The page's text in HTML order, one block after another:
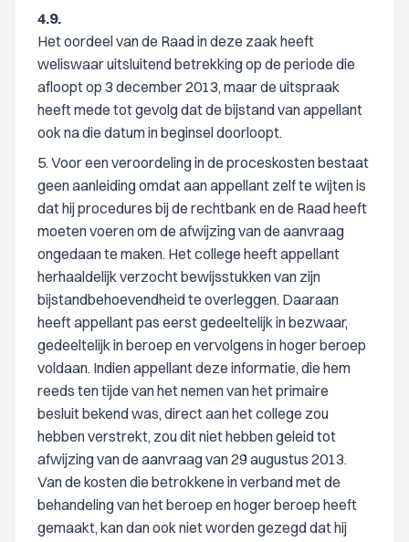
4.9.
Het oordeel van de Raad in deze zaak heeft
weliswaar uitsluitend betrekking op de periode die
afloopt op 3 december 2013, maar de uitspraak
heeft mede tot gevolg dat de bijstand van appellant
ook na die datum in beginsel doorloopt.
5. Voor een veroordeling in de proceskosten bestaat
geen aanleiding omdat aan appellant zelf te wijten is
dat hij procedures bij de rechtbank en de Raad heeft
moeten voeren om de afwijzing van de aanvraag
ongedaan te maken. Het college heeft appellant
herhaaldelijk verzocht bewijsstukken van zijn
bijstandbehoevendheid te overleggen. Daaraan
heeft appellant pas eerst gedeeltelijk in bezwaar,
gedeeltelijk in beroep en vervolgens in hoger beroep
voldaan. Indien appellant deze informatie, die hem
reeds ten tijde van het nemen van het primaire
besluit bekend was, direct aan het college zou
hebben verstrekt, zou dit niet hebben geleid tot
afwijzing van de aanvraag van 29 augustus 2013.
Van de kosten die betrokkene in verband met de
behandeling van het beroep en hoger beroep heeft
gemaakt, kan dan ook niet worden gezegd dat hij